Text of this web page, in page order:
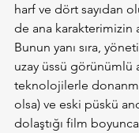
harf ve dört sayıdan
de ana karakterimizin
Bunun yanı sıra,
uzay üssü görünümlü
teknolojilerle
olsa) ve eski püskü
dolaştığı film boyunca